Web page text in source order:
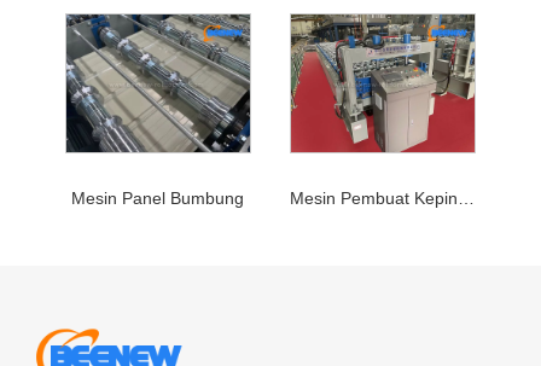
Mesin Panel Bumbung